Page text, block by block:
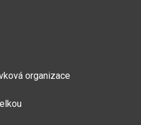
organizace